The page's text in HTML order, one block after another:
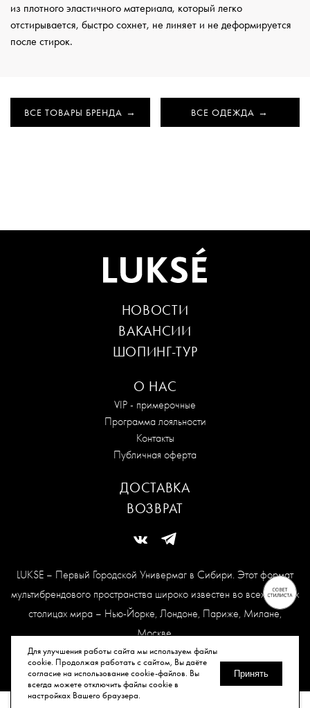
Для улучшения работы сайта мы используем файлы
cookie. Продолжая работать с сайтом, Вы даёте
согласие на использование cookie-файлов. Вы
всегда можете отключить файлы cookie в
настройках Вашего браузера.
Принять
из плотного эластичного материала, который легко
отстирывается, быстро сохнет, не линяет и не деформируется
после стирок.
ВСЕ ТОВАРЫ БРЕНДА ВСЕ ОДЕЖДА
LUKSE – Первый Городской Универмаг в Сибири. Этот формат
мультибрендового пространства широко известен во всех модных
столицах мира – Нью-Йорке, Лондоне, Париже, Милане,
Москве.
Карта сайта
© Все права защищены, 2026.
О НАС
VIP - примерочные
Программа лояльности
Контакты
Публичная оферта
НОВОСТИ
ВАКАНСИИ
ШОПИНГ-ТУР
ДОСТАВКА
ВОЗВРАТ